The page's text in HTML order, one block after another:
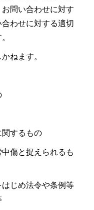
問い合わせに対す
わせに対する適切
ねます。
するもの
傷と捉えられるも
じめ法令や条例等